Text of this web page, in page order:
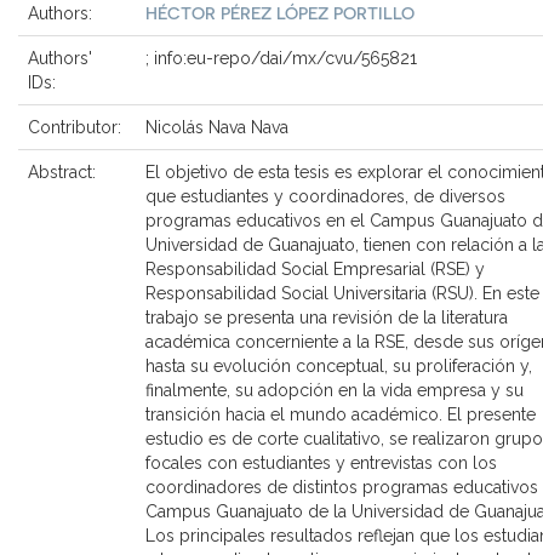
Authors: HÉCTOR PÉREZ LÓPEZ PORTILLO
Authors'
IDs:
; info:eu-repo/dai/mx/cvu/565821
Contributor: Nicolás Nava Nava
Abstract:
El objetivo de esta tesis es explorar el
que estudiantes y coordinadores, de diversos
programas educativos en el Campus Guanajuato
Universidad de Guanajuato, tienen con relación a
Responsabilidad Social Empresarial (RSE) y
Responsabilidad Social Universitaria (RSU). En este
trabajo se presenta una revisión de la literatura
académica concerniente a la RSE, desde sus
hasta su evolución conceptual, su proliferación y,
finalmente, su adopción en la vida empresa y su
transición hacia el mundo académico. El presente
estudio es de corte cualitativo, se realizaron
focales con estudiantes y entrevistas con los
coordinadores de distintos programas educativos
Campus Guanajuato de la Universidad de
Los principales resultados reflejan que los